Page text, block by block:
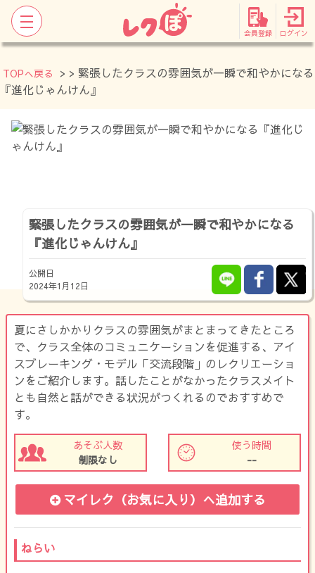
会員登録 ログイン
TOPへ戻る > > 緊張したクラスの雰囲気が一瞬で和やかになる
『進化じゃんけん』
緊張したクラスの雰囲気が一瞬で和やかになる
『進化じゃんけん』
公開日
2024年1月12日
夏にさしかかりクラスの雰囲気がまとまってきたところ
で、クラス全体のコミュニケーションを促進する、アイ
スブレーキング・モデル「交流段階」のレクリエーショ
ンをご紹介します。話したことがなかったクラスメイト
とも自然と話ができる状況がつくれるのでおすすめで
す。
あそぶ人数
制限なし
使う時間
--
マイレク（お気に入り） へ追加する
ねらい